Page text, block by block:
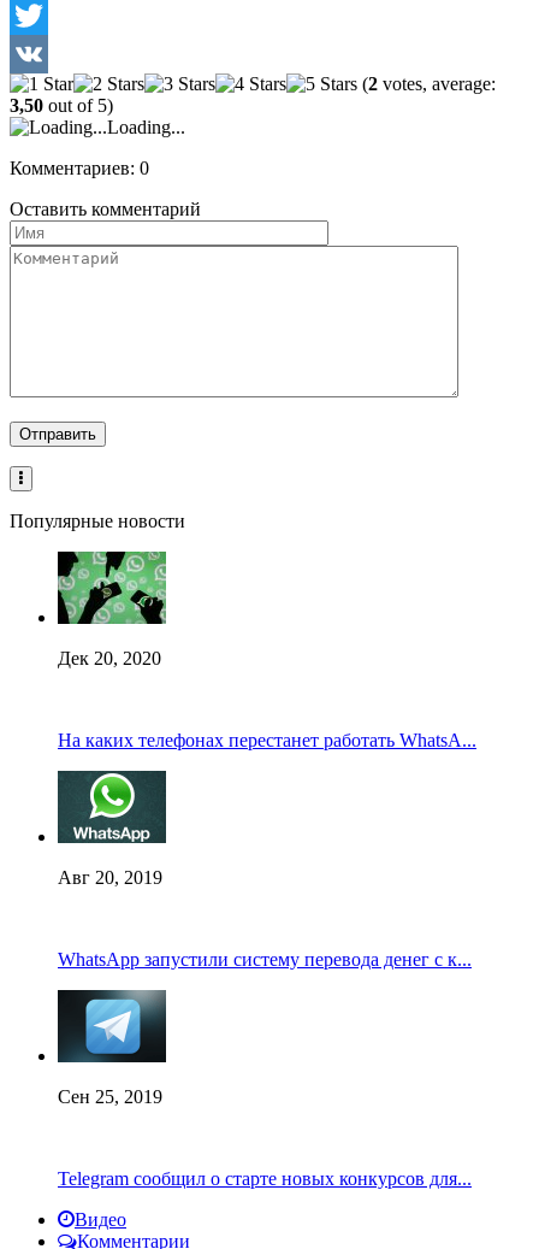
Facebook
Twitter
VK
(2 votes, average:
3,50 out of 5)
Loading...
Комментариев: 0
Оставить комментарий
Популярные новости
Дек 20, 2020
На каких телефонах перестанет работать WhatsA...
Авг 20, 2019
WhatsApp запустили систему перевода денег с к...
Сен 25, 2019
Telegram сообщил о старте новых конкурсов для...
Видео
Комментарии